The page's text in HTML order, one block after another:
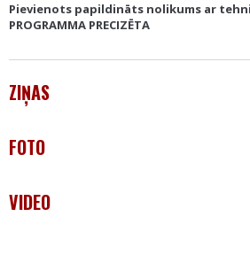
Pievienots papildināts nolikums ar
PROGRAMMA PRECIZĒTA
ZIŅAS
FOTO
VIDEO